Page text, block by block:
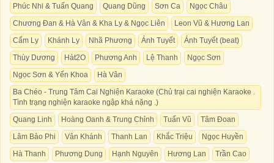
Phúc Nhi & Tuấn Quang
Quang Dũng Sơn Ca
Ngọc Châu
Chương Đan & Hà Vân & Kha Ly & Ngọc Liên
Leon Vũ & Hương Lan
Cẩm Ly
Khánh Ly Nhã Phương Ánh Tuyết
Ánh Tuyết (beat)
Thùy Dương
Hát2O Phương Anh Lệ Thanh
Ngọc Sơn
Ngọc Sơn & Yến Khoa
Hà Vân
Ba Chéo - Trung Tâm Cai Nghiện Karaoke (Chủ trại cai nghiện Karaoke .
Tình trạng nghiện karaoke ngập khá nặng .)
Quang Linh
Hoàng Oanh & Trung Chỉnh Tuấn Vũ
Tâm Đoan
Lâm Bảo Phi
Vân Khánh Thanh Lan Khắc Triệu
Ngọc Huyền
Hà Thanh
Phương Dung Hạnh Nguyên Hương Lan
Trần Cao